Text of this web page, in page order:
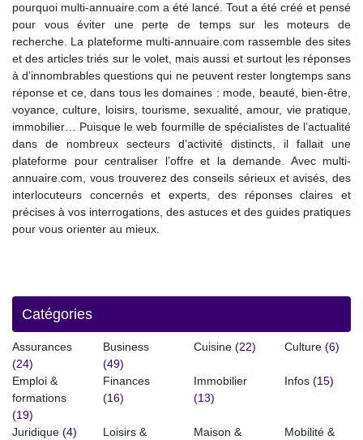
pourquoi multi-annuaire.com a été lancé. Tout a été créé et pensé
pour vous éviter une perte de temps sur les moteurs de
recherche. La plateforme multi-annuaire.com rassemble des sites
et des articles triés sur le volet, mais aussi et surtout les réponses
à d’innombrables questions qui ne peuvent rester longtemps sans
réponse et ce, dans tous les domaines : mode, beauté, bien-être,
voyance, culture, loisirs, tourisme, sexualité, amour, vie pratique,
immobilier… Puisque le web fourmille de spécialistes de l’actualité
dans de nombreux secteurs d’activité distincts, il fallait une
plateforme pour centraliser l’offre et la demande. Avec multi-
annuaire.com, vous trouverez des conseils sérieux et avisés, des
interlocuteurs concernés et experts, des réponses claires et
précises à vos interrogations, des astuces et des guides pratiques
pour vous orienter au mieux.
Catégories
Assurances
(24)
Business
(49)
Cuisine (22) Culture (6)
Emploi &
formations
(19)
Finances
(16)
Immobilier
(13)
Infos (15)
Juridique (4)
Loisirs &
Maison &
Mobilité &